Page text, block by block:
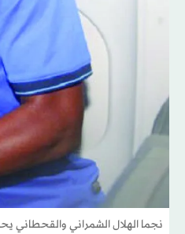
نجما الهلال الشمراني والقحطاني